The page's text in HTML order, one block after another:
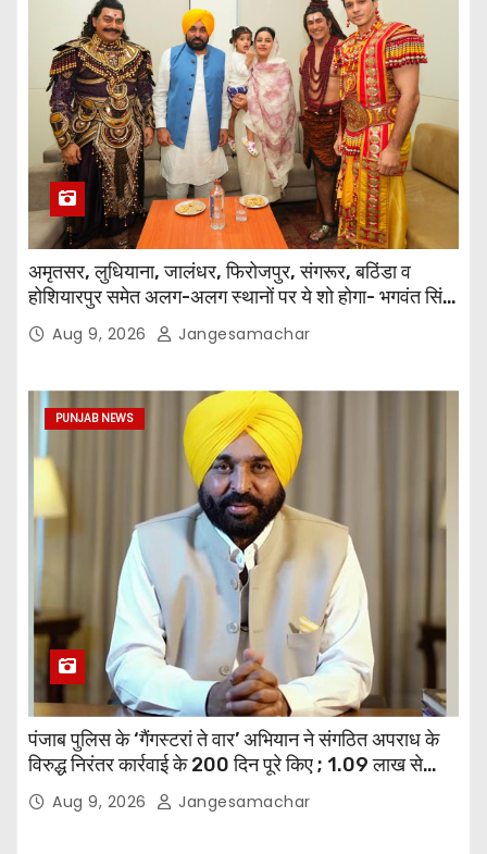
अमृतसर, लुधियाना, जालंधर, फिरोजपुर, संगरूर, बठिंडा व
होशियारपुर समेत अलग-अलग स्थानों पर ये शो होगा- भगवंत सिंह
मान Aug 9, 2026 Jangesamachar
PUNJAB NEWS
पंजाब पुलिस के ‘गैंगस्टरां ते वार’ अभियान ने संगठित अपराध के
विरुद्ध निरंतर कार्रवाई के 200 दिन पूरे किए ; 1.09 लाख से
अधिक छापेमारियाँ कीं, 1,532 घोषित अपराधी गिरफ़्तार किए
Aug 9, 2026 Jangesamachar